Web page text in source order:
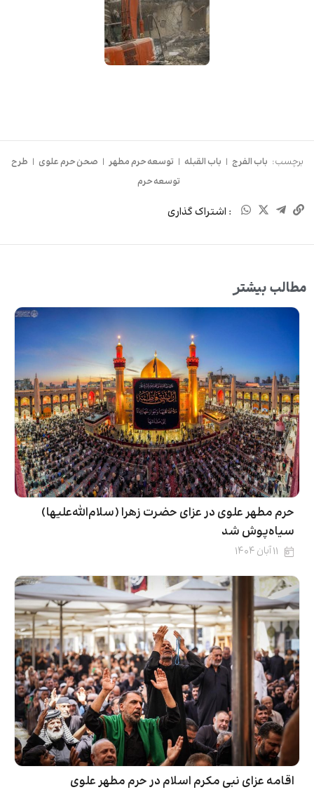
برچسب: باب الفرج | باب القبله | توسعه حرم مطهر | صحن حرم علوی | طرح
توسعه حرم
: اشتراک گذاری
مطالب بیشتر
حرم مطهر علوی در عزای حضرت زهرا (سلام‌الله‌علیها)
سیاه‌پوش شد
۱۱ آبان ۱۴۰۴
اقامه عزای نبی مکرم اسلام در حرم مطهر علوی